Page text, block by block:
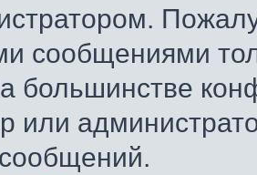
сообщениями
большинстве
или